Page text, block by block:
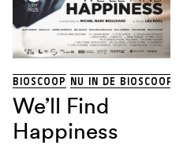
TRAGIKOMEDIE (1)
Land
Regisseur
BIOSCOOP NU IN DE BIOSCOOP
We’ll Find
Happiness